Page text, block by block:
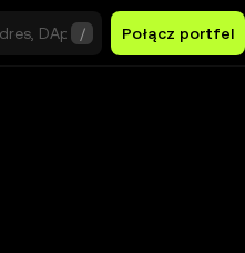
/ Połącz portfel